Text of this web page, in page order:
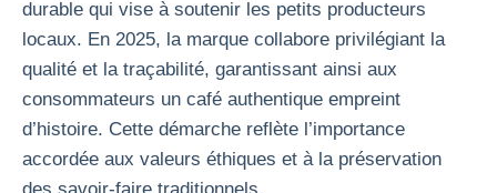
durable qui vise à soutenir les petits producteurs
locaux. En 2025, la marque collabore privilégiant la
qualité et la traçabilité, garantissant ainsi aux
consommateurs un café authentique empreint
d’histoire. Cette démarche reflète l’importance
accordée aux valeurs éthiques et à la préservation
des savoir-faire traditionnels.